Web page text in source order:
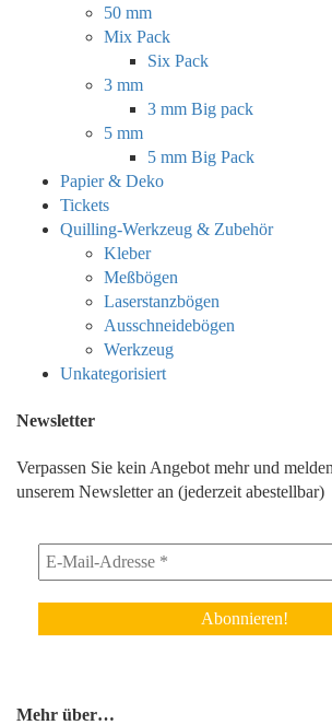
50 mm
Mix Pack
Six Pack
3 mm
3 mm Big pack
5 mm
5 mm Big Pack
Papier & Deko
Tickets
Quilling-Werkzeug & Zubehör
Kleber
Meßbögen
Laserstanzbögen
Ausschneidebögen
Werkzeug
Unkategorisiert
Newsletter
Verpassen Sie kein Angebot mehr und
unserem Newsletter an (jederzeit abestellbar)
Mehr über…